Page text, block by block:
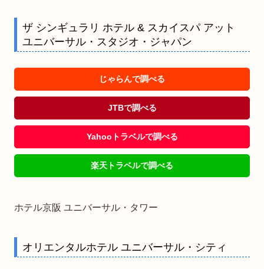
ザ シンギュラリ ホテル & スカイスパ アット
ユニバーサル・スタジオ・ジャパン
じゃらんで調べる
JTBで調べる
Yahooトラベルで調べる
楽天トラベルで調べる
ホテル京阪 ユニバーサル・タワー
オリエンタルホテル ユニバーサル・シティ